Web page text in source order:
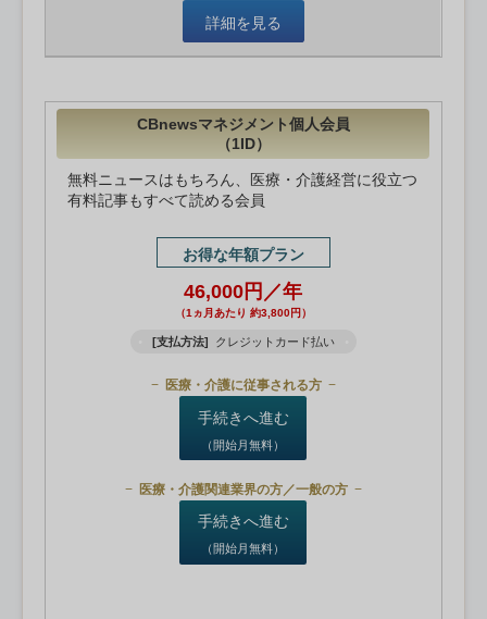
詳細を見る
CBnewsマネジメント個人会員
（1ID）
無料ニュースはもちろん、医療・介護経営に役立つ
有料記事もすべて読める会員
お得な年額プラン
46,000円／年
（1ヵ月あたり 約3,800円）
[支払方法] クレジットカード払い
医療・介護に従事される方
手続きへ進む
（開始月無料）
医療・介護関連業界の方／一般の方
手続きへ進む
（開始月無料）